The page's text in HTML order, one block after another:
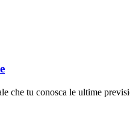
che tu conosca le ultime